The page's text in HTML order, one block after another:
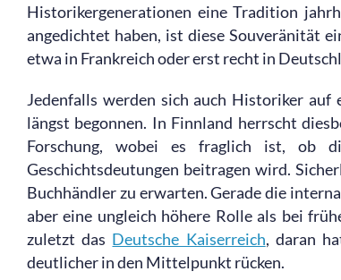
Historikergenerationen eine Tradition
angedichtet haben, ist diese Souveränität
etwa in Frankreich oder erst recht in
Jedenfalls werden sich auch Historiker auf
längst begonnen. In Finnland herrscht
Forschung, wobei es fraglich ist, ob
Geschichtsdeutungen beitragen wird.
Buchhändler zu erwarten. Gerade die
aber eine ungleich höhere Rolle als bei
zuletzt das Deutsche Kaiserreich, daran
deutlicher in den Mittelpunkt rücken.